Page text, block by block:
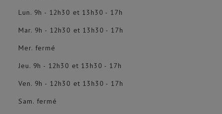
Lun. 9h - 12h30 et 13h30 - 17h
Mar. 9h - 12h30 et 13h30 - 17h
Mer. fermé
Jeu. 9h - 12h30 et 13h30 - 17h
Ven. 9h - 12h30 et 13h30 - 17h
Sam. fermé